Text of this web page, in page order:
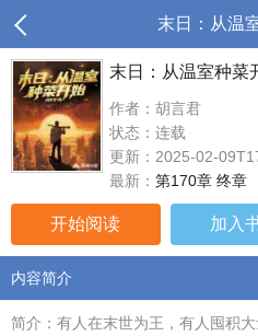
末日：从温
末日：从温室种菜
作者：胡言君
状态：连载
更新：2025-02-
最新： 第170章 终章
开始阅读 加入
内容简介
简介：有人在末世为王，有人囤积